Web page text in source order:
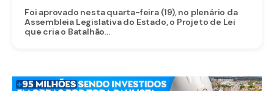
Foi aprovado nesta quarta-feira (19), no plenário da
Assembleia Legislativa do Estado, o Projeto de Lei
que cria o Batalhão...